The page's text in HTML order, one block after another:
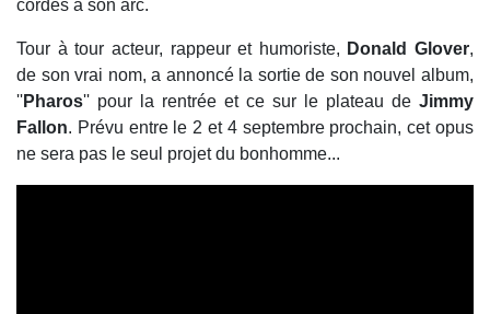
cordes à son arc.
Tour à tour acteur, rappeur et humoriste, Donald Glover,
de son vrai nom, a annoncé la sortie de son nouvel album,
''Pharos'' pour la rentrée et ce sur le plateau de Jimmy
Fallon. Prévu entre le 2 et 4 septembre prochain, cet opus
ne sera pas le seul projet du bonhomme...